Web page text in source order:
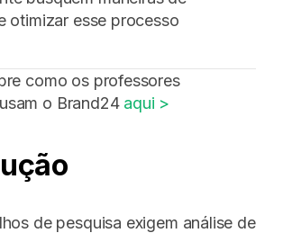
otimizar esse processo
como os professores
o Brand24 aqui >
de pesquisa exigem análise de